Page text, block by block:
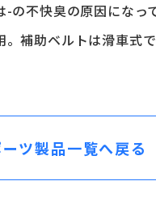
不快臭の原因にな
補助ベルトは滑車式
ツ製品一覧へ戻る